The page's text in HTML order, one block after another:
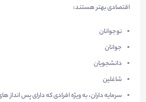
اقتصادی بهتر هستند:
نوجوانان
جوانان
دانشجویان
شاغلین
سرمایه داران، به ویژه افرادی که دارای پس انداز